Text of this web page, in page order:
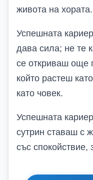
живота на хората.
Успешната
дава сила; не те
се откриваш още
който растеш
като човек.
Успешната
сутрин ставаш с
със спокойствие,